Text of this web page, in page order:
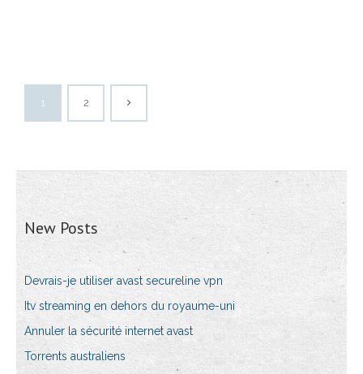
1 2
New Posts
Devrais-je utiliser avast secureline vpn
Itv streaming en dehors du royaume-uni
Annuler la sécurité internet avast
Torrents australiens